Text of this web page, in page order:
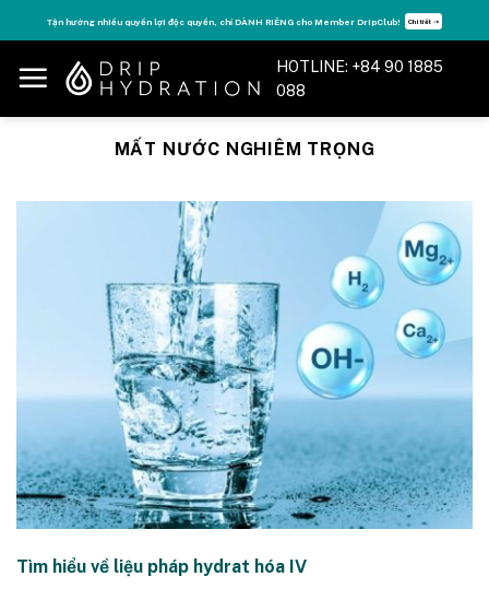
to
content
Tận hưởng nhiều quyền lợi độc quyền, chỉ DÀNH RIÊNG cho Member DripClub! Chi tiết ➝
HOTLINE: +84 90 1885
088
MẤT NƯỚC NGHIÊM TRỌNG
Tìm hiểu về liệu pháp hydrat hóa IV